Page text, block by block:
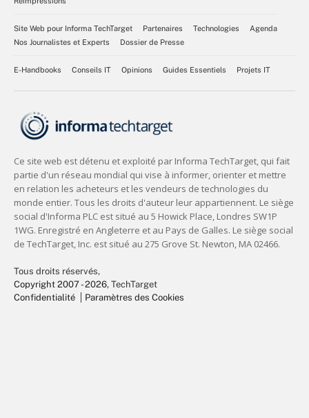
Site Web pour Informa TechTarget Partenaires Technologies
Agenda
Nos Journalistes et Experts
Dossier de Presse
E-Handbooks Conseils IT Opinions Guides Essentiels Projets IT
Tous droits réservés,
Copyright 2007 - 2026, TechTarget
Confidentialité
Paramètres des Cookies